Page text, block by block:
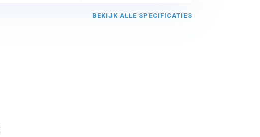
BEKIJK ALLE SPECIFICATIES